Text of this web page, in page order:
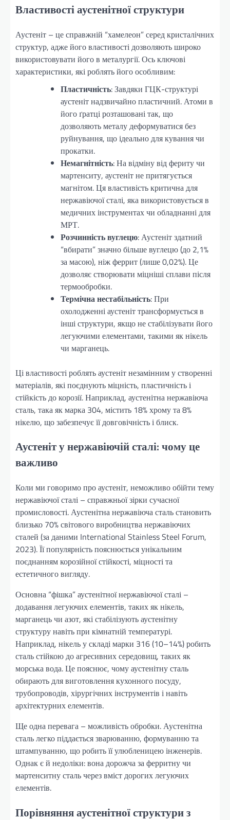
Властивості аустенітної структури
Аустеніт – це справжній “хамелеон” серед кристалічних
структур, адже його властивості дозволяють широко
використовувати його в металургії. Ось ключові
характеристики, які роблять його особливим:
Пластичність: Завдяки ГЦК-структурі
аустеніт надзвичайно пластичний. Атоми в
його ґратці розташовані так, що
дозволяють металу деформуватися без
руйнування, що ідеально для кування чи
прокатки.
Немагнітність: На відміну від фериту чи
мартенситу, аустеніт не притягується
магнітом. Ця властивість критична для
нержавіючої сталі, яка використовується в
медичних інструментах чи обладнанні для
МРТ.
Розчинність вуглецю: Аустеніт здатний
“вбирати” значно більше вуглецю (до 2,1%
за масою), ніж феррит (лише 0,02%). Це
дозволяє створювати міцніші сплави після
термообробки.
Термічна нестабільність: При
охолодженні аустеніт трансформується в
інші структури, якщо не стабілізувати його
легуючими елементами, такими як нікель
чи марганець.
Ці властивості роблять аустеніт незамінним у створенні
матеріалів, які поєднують міцність, пластичність і
стійкість до корозії. Наприклад, аустенітна нержавіюча
сталь, така як марка 304, містить 18% хрому та 8%
нікелю, що забезпечує її довговічність і блиск.
Аустеніт у нержавіючій сталі: чому це
важливо
Коли ми говоримо про аустеніт, неможливо обійти тему
нержавіючої сталі – справжньої зірки сучасної
промисловості. Аустенітна нержавіюча сталь становить
близько 70% світового виробництва нержавіючих
сталей (за даними International Stainless Steel Forum,
2023). Її популярність пояснюється унікальним
поєднанням корозійної стійкості, міцності та
естетичного вигляду.
Основна “фішка” аустенітної нержавіючої сталі –
додавання легуючих елементів, таких як нікель,
марганець чи азот, які стабілізують аустенітну
структуру навіть при кімнатній температурі.
Наприклад, нікель у складі марки 316 (10–14%) робить
сталь стійкою до агресивних середовищ, таких як
морська вода. Це пояснює, чому аустенітну сталь
обирають для виготовлення кухонного посуду,
трубопроводів, хірургічних інструментів і навіть
архітектурних елементів.
Ще одна перевага – можливість обробки. Аустенітна
сталь легко піддається зварюванню, формуванню та
штампуванню, що робить її улюбленицею інженерів.
Однак є й недоліки: вона дорожча за ферритну чи
мартенситну сталь через вміст дорогих легуючих
елементів.
Порівняння аустенітної структури з